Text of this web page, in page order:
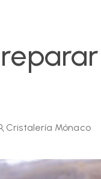
Cristalería Mónaco